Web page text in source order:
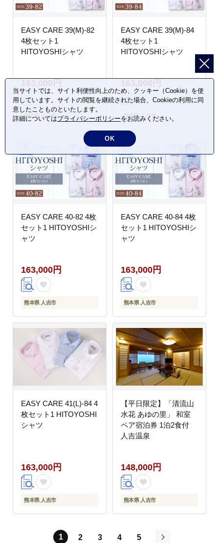
EASY CARE 39(M)-82
4枚セット1
HITOYOSHIシャツ
163,000円
熊本県 人吉市
EASY CARE 39(M)-84
4枚セット1
HITOYOSHIシャツ
163,000円
熊本県 人吉市
EASY CARE 40-82 4枚
セット1 HITOYOSHIシ
ャツ
163,000円
熊本県 人吉市
EASY CARE 40-84 4枚
セット1 HITOYOSHIシ
ャツ
163,000円
熊本県 人吉市
EASY CARE 41(L)-84 4
枚セット1 HITOYOSHI
シャツ
163,000円
熊本県 人吉市
【平日限定】「清流山
水花 あゆの里」 和室
ペア宿泊券 1泊2食付
人吉温泉
148,000円
熊本県 人吉市
1 2 3 4
5
当サイトでは、サイト利便性向上のため、クッキー（Cookie）を使
用しています。サイトの閲覧を継続された場合、Cookieの利用に同
意したことものといたします。
詳細についてはプライバシーポリシーをお読みください。
OK